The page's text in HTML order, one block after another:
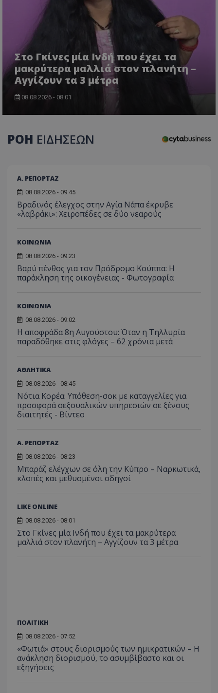
Στο Γκίνες μία Ινδή που έχει τα
μακρύτερα μαλλιά στον πλανήτη –
Αγγίζουν τα 3 μέτρα
08.08.2026 - 08:01
ΡΟΗ ΕΙΔΗΣΕΩΝ
Α. ΡΕΠΟΡΤΑΖ
08.08.2026 - 09:45
Βραδινός έλεγχος στην Αγία Νάπα έκρυβε
«λαβράκι»: Χειροπέδες σε δύο νεαρούς
ΚΟΙΝΩΝΙΑ
08.08.2026 - 09:23
Βαρύ πένθος για τον Πρόδρομο Κούππα: Η
παράκληση της οικογένειας - Φωτογραφία
ΚΟΙΝΩΝΙΑ
08.08.2026 - 09:02
Η αποφράδα 8η Αυγούστου: Όταν η Τηλλυρία
παραδόθηκε στις φλόγες – 62 χρόνια μετά
ΑΘΛΗΤΙΚΑ
08.08.2026 - 08:45
Νότια Κορέα: Υπόθεση-σοκ με καταγγελίες για
προσφορά σεξουαλικών υπηρεσιών σε ξένους
διαιτητές - Bίντεο
Α. ΡΕΠΟΡΤΑΖ
08.08.2026 - 08:23
Μπαράζ ελέγχων σε όλη την Κύπρο – Ναρκωτικά,
κλοπές και μεθυσμένοι οδηγοί
LIKE ONLINE
08.08.2026 - 08:01
Στο Γκίνες μία Ινδή που έχει τα μακρύτερα
μαλλιά στον πλανήτη – Αγγίζουν τα 3 μέτρα
ΠΟΛΙΤΙΚΗ
08.08.2026 - 07:52
«Φωτιά» στους διορισμούς των ημικρατικών – Η
ανάκληση διορισμού, το ασυμβίβαστο και οι
εξηγήσεις
_ga_J7RS52TMNC
.tothemaonline.com